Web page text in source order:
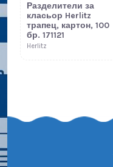
Разделители за
класьор Herlitz
трапец, картон, 100
бр. 171121
Herlitz